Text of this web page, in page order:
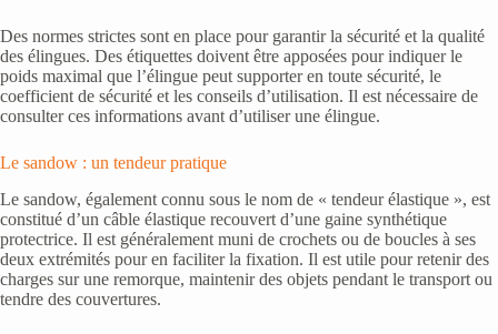
Des normes strictes sont en place pour garantir la sécurité et la qualité
des élingues. Des étiquettes doivent être apposées pour indiquer le
poids maximal que l’élingue peut supporter en toute sécurité, le
coefficient de sécurité et les conseils d’utilisation. Il est nécessaire de
consulter ces informations avant d’utiliser une élingue.
Le sandow : un tendeur pratique
Le sandow, également connu sous le nom de « tendeur élastique », est
constitué d’un câble élastique recouvert d’une gaine synthétique
protectrice. Il est généralement muni de crochets ou de boucles à ses
deux extrémités pour en faciliter la fixation. Il est utile pour retenir des
charges sur une remorque, maintenir des objets pendant le transport ou
tendre des couvertures.